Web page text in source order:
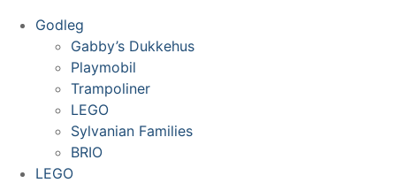
Godleg
Gabby’s Dukkehus
Playmobil
Trampoliner
LEGO
Sylvanian Families
BRIO
LEGO